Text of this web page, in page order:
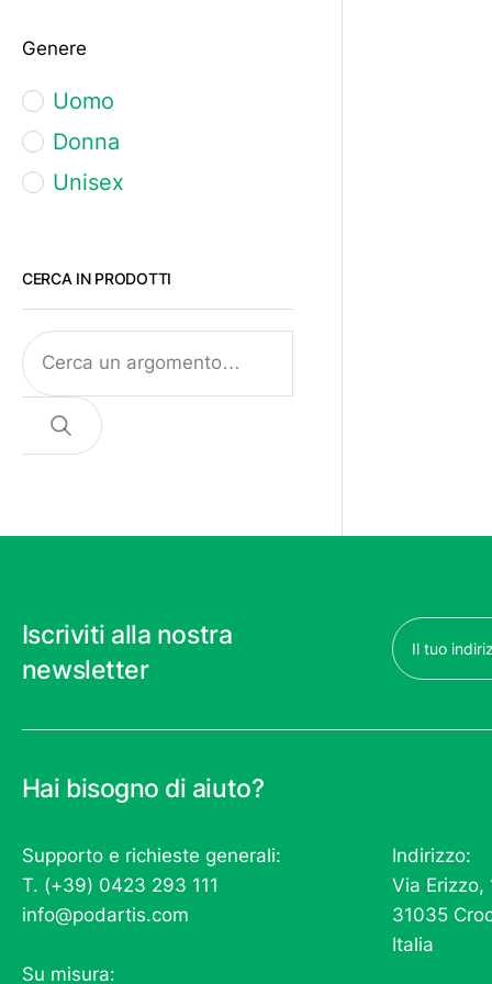
Piede vascolare
Post chirurgia del
Vasculopatie
Vene varicose
Genere
Uomo
Donna
Unisex
CERCA IN PRODOTTI
Cerca
Iscriviti alla nostra
newsletter
Email
(Obbligatorio)
Hai bisogno di aiuto?
Supporto e richieste generali:
T. (+39) 0423 293 111
info@podartis.com
Su misura:
Indirizzo:
Via Erizzo,
31035
Italia